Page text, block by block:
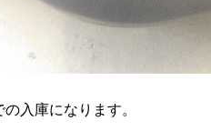
入庫になります。